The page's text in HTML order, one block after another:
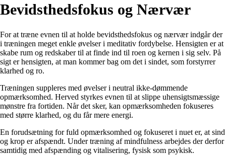
Bevidsthedsfokus og Nærvær
For at træne evnen til at holde bevidsthedsfokus og nærvær indgår der
i træningen meget enkle øvelser i meditativ fordybelse. Hensigten er at
skabe rum og redskaber til at finde ind til roen og kernen i sig selv. På
sigt er hensigten, at man kommer bag om det i sindet, som forstyrrer
klarhed og ro.
Træningen suppleres med øvelser i neutral ikke-dømmende
opmærksomhed. Herved styrkes evnen til at slippe uhensigtsmæssige
mønstre fra fortiden. Når det sker, kan opmærksomheden fokuseres
med større klarhed, og du får mere energi.
En forudsætning for fuld opmærksomhed og fokuseret i nuet er, at sind
og krop er afspændt. Under træning af mindfulness arbejdes der derfor
samtidig med afspænding og vitalisering, fysisk som psykisk.